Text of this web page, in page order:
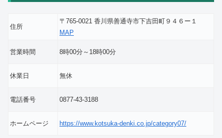
住所
〒765-0021 香川県善通寺市下吉田町９４６ー１
MAP
営業時間 8時00分～18時00分
休業日 無休
電話番号 0877-43-3188
ホームページ https://www.kotsuka-denki.co.jp/category07/